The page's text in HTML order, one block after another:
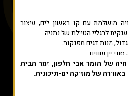
מושלמת עם קו ראשון לים, עיצוב
לרגליי הטיילת של נתניה.
מנות דגים מפנקות.
יין שונים.
של הזמר אבי חלפון, זמר הבית
של מוזיקה ים-תיכונית.